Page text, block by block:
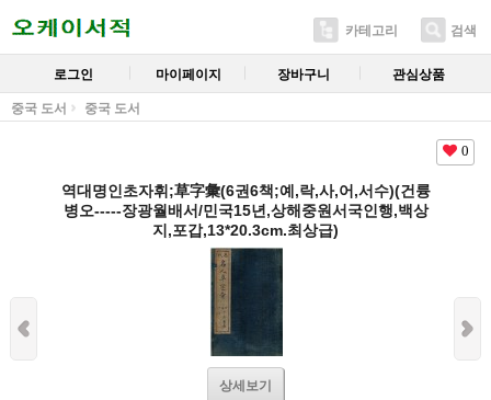
카테고리 검색
로그인 마이페이지 장바구니 관심상품
중국 도서 중국 도서
0
역대명인초자휘;草字彙(6권6책;예,락,사,어,서수)(건륭
병오-----장광월배서/민국15년,상해중원서국인행,백상
지,포갑,13*20.3cm.최상급)
상세보기